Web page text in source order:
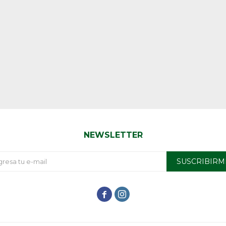
NEWSLETTER
 